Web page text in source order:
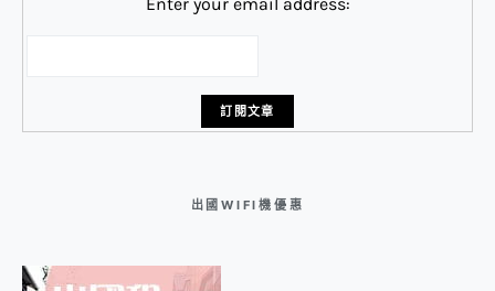
出國WIFI機優惠